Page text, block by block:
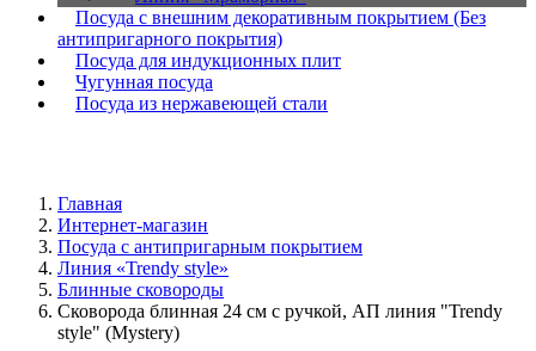
Посуда с внешним декоративным покрытием (Без
антипригарного покрытия)
Посуда для индукционных плит
Чугунная посуда
Посуда из нержавеющей стали
Главная
Интернет-магазин
Посуда с антипригарным покрытием
Линия «Trendy style»
Блинные сковороды
Сковорода блинная 24 см с ручкой, АП линия "Trendy
style" (Mystery)